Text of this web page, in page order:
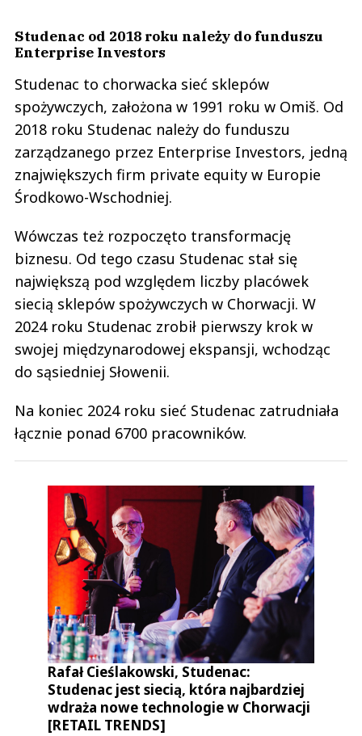
Studenac od 2018 roku należy do funduszu
Enterprise Investors
Studenac to chorwacka sieć sklepów
spożywczych, założona w 1991 roku w Omiš. Od
2018 roku Studenac należy do funduszu
zarządzanego przez Enterprise Investors, jedną
znajwiększych firm private equity w Europie
Środkowo-Wschodniej.
Wówczas też rozpoczęto transformację
biznesu. Od tego czasu Studenac stał się
największą pod względem liczby placówek
siecią sklepów spożywczych w Chorwacji. W
2024 roku Studenac zrobił pierwszy krok w
swojej międzynarodowej ekspansji, wchodząc
do sąsiedniej Słowenii.
Na koniec 2024 roku sieć Studenac zatrudniała
łącznie ponad 6700 pracowników.
Rafał Cieślakowski, Studenac:
Studenac jest siecią, która najbardziej
wdraża nowe technologie w Chorwacji
[RETAIL TRENDS]